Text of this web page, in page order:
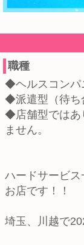
職種
◆ヘルスコンパ
◆派遣型（待ち
◆店舗型ではあ
ません。
ハードサービ
お店です！！
埼玉、川越で